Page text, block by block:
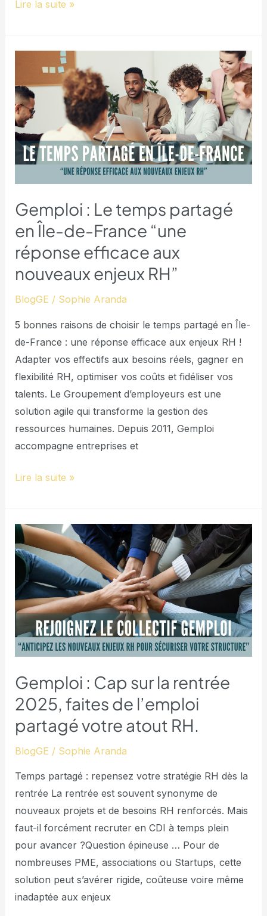
Lire la suite »
Gemploi : Le temps partagé
en Île-de-France “une
réponse efficace aux
nouveaux enjeux RH”
BlogGE / Sophie Aranda
5 bonnes raisons de choisir le temps partagé en Île-
de-France : une réponse efficace aux enjeux RH !
Adapter vos effectifs aux besoins réels, gagner en
flexibilité RH, optimiser vos coûts et fidéliser vos
talents. Le Groupement d’employeurs est une
solution agile qui transforme la gestion des
ressources humaines. Depuis 2011, Gemploi
accompagne entreprises et
Le
temps
partagé
en
Île-
“une
réponse
efficace
nouveaux
enjeux
Lire la suite »
Gemploi : Cap sur la rentrée
2025, faites de l’emploi
partagé votre atout RH.
BlogGE / Sophie Aranda
Temps partagé : repensez votre stratégie RH dès la
rentrée La rentrée est souvent synonyme de
nouveaux projets et de besoins RH renforcés. Mais
faut-il forcément recruter en CDI à temps plein
pour avancer ?Question épineuse … Pour de
nombreuses PME, associations ou Startups, cette
solution peut s’avérer rigide, coûteuse voire même
inadaptée aux enjeux
Gemploi
:
Cap
sur
la
rentrée
2025,
faites
l’emploi
partagé
votre
atout
RH.